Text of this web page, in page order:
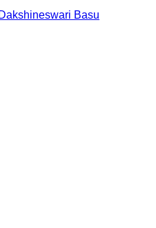
Dakshineswari Basu